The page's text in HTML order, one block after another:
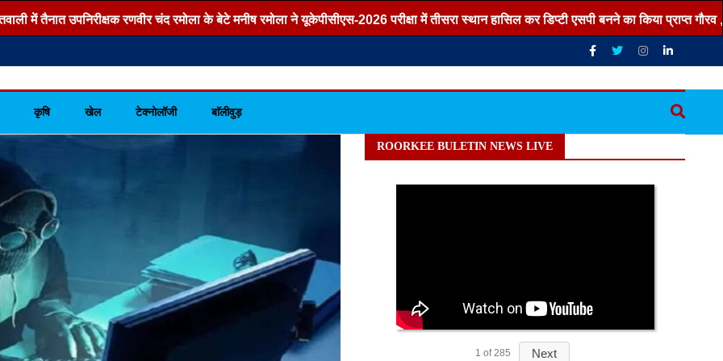
तैनात उपनिरीक्षक रणवीर चंद रमोला के बेटे मनीष रमोला ने यूकेपीसीएस-2026 परीक्षा में तीसरा स्थान हासिल कर डिप्टी एसपी बनने का किया प्राप्त गौरव ,,,
कृषि खेल टेक्नोलॉजी बाॅलीवुड़
ROORKEE BULETIN NEWS LIVE
1 of 285 Next